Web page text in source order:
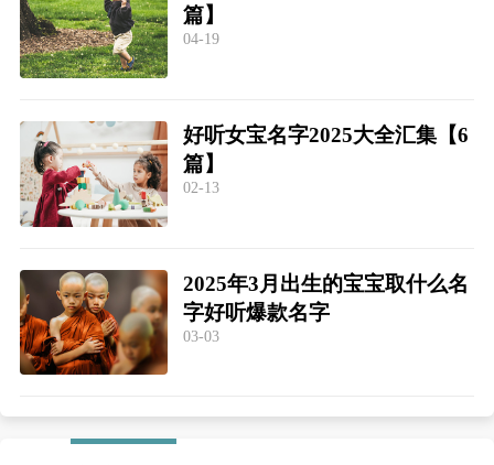
篇】
04-19
好听女宝名字2025大全汇集【6
篇】
02-13
2025年3月出生的宝宝取什么名
字好听爆款名字
03-03